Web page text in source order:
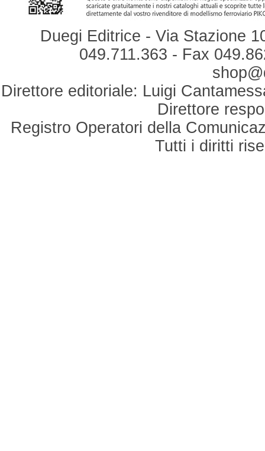
Duegi Editrice - Via Stazione
049.711.363 - Fax
Direttore editoriale: Luigi
Direttore
Registro Operatori della
Tutti i diritti